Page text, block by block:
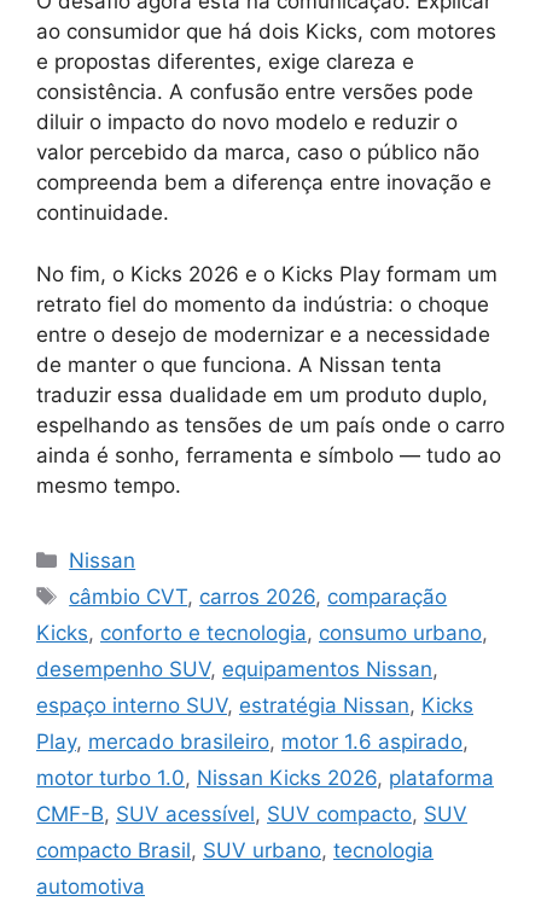
ao consumidor que há dois Kicks, com motores
e propostas diferentes, exige clareza e
consistência. A confusão entre versões pode
diluir o impacto do novo modelo e reduzir o
valor percebido da marca, caso o público não
compreenda bem a diferença entre inovação e
continuidade.
No fim, o Kicks 2026 e o Kicks Play formam um
retrato fiel do momento da indústria: o choque
entre o desejo de modernizar e a necessidade
de manter o que funciona. A Nissan tenta
traduzir essa dualidade em um produto duplo,
espelhando as tensões de um país onde o carro
ainda é sonho, ferramenta e símbolo — tudo ao
mesmo tempo.
Categorias
Nissan
Tags
câmbio CVT, carros 2026, comparação
Kicks, conforto e tecnologia, consumo urbano,
desempenho SUV, equipamentos Nissan,
espaço interno SUV, estratégia Nissan, Kicks
Play, mercado brasileiro, motor 1.6 aspirado,
motor turbo 1.0, Nissan Kicks 2026, plataforma
CMF-B, SUV acessível, SUV compacto, SUV
compacto Brasil, SUV urbano, tecnologia
automotiva